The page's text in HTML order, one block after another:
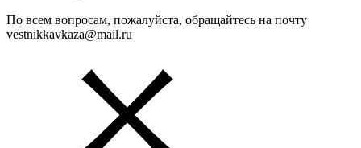
По всем вопросам, пожалуйста, обращайтесь на почту
vestnikkavkaza@mail.ru